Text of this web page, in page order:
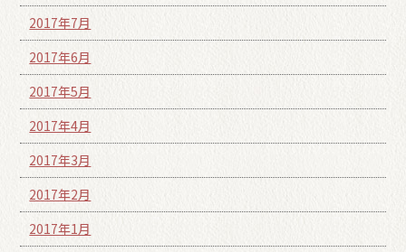
2017年7月
2017年6月
2017年5月
2017年4月
2017年3月
2017年2月
2017年1月